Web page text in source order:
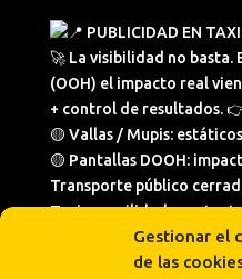
Gestionar el
de las